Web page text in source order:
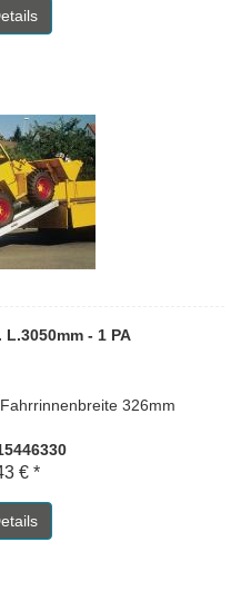
- 1 PA
326mm
€ *